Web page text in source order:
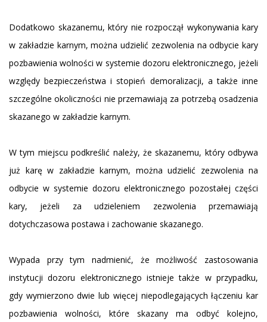
Dodatkowo skazanemu, który nie rozpoczął wykonywania kary
w zakładzie karnym, można udzielić zezwolenia na odbycie kary
pozbawienia wolności w systemie dozoru elektronicznego, jeżeli
względy bezpieczeństwa i stopień demoralizacji, a także inne
szczególne okoliczności nie przemawiają za potrzebą osadzenia
skazanego w zakładzie karnym.
W tym miejscu podkreślić należy, że skazanemu, który odbywa
już karę w zakładzie karnym, można udzielić zezwolenia na
odbycie w systemie dozoru elektronicznego pozostałej części
kary, jeżeli za udzieleniem zezwolenia przemawiają
dotychczasowa postawa i zachowanie skazanego.
Wypada przy tym nadmienić, że możliwość zastosowania
instytucji dozoru elektronicznego istnieje także w przypadku,
gdy wymierzono dwie lub więcej niepodlegających łączeniu kar
pozbawienia wolności, które skazany ma odbyć kolejno,